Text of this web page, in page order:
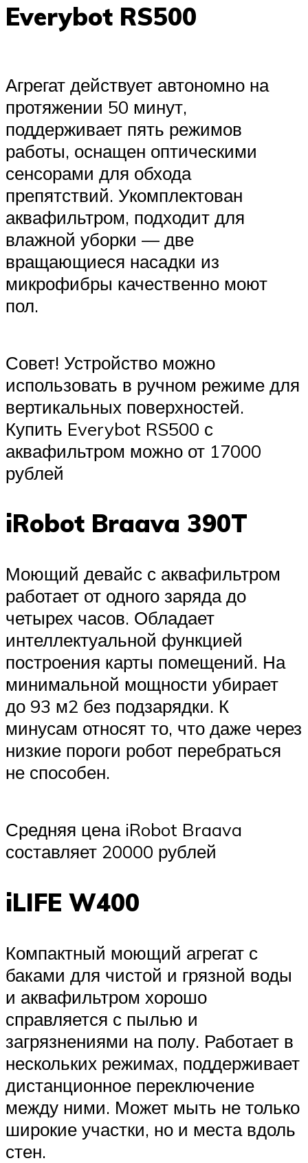
Everybot RS500
Агрегат действует автономно на
протяжении 50 минут,
поддерживает пять режимов
работы, оснащен оптическими
сенсорами для обхода
препятствий. Укомплектован
аквафильтром, подходит для
влажной уборки — две
вращающиеся насадки из
микрофибры качественно моют
пол.
Совет! Устройство можно
использовать в ручном режиме для
вертикальных поверхностей.
Купить Everybot RS500 с
аквафильтром можно от 17000
рублей
iRobot Braava 390T
Моющий девайс с аквафильтром
работает от одного заряда до
четырех часов. Обладает
интеллектуальной функцией
построения карты помещений. На
минимальной мощности убирает
до 93 м2 без подзарядки. К
минусам относят то, что даже через
низкие пороги робот перебраться
не способен.
Средняя цена iRobot Braava
составляет 20000 рублей
iLIFE W400
Компактный моющий агрегат с
баками для чистой и грязной воды
и аквафильтром хорошо
справляется с пылью и
загрязнениями на полу. Работает в
нескольких режимах, поддерживает
дистанционное переключение
между ними. Может мыть не только
широкие участки, но и места вдоль
стен.